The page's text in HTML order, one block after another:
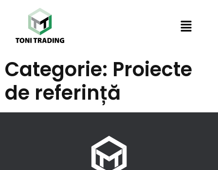
Categorie: Proiecte
de referință